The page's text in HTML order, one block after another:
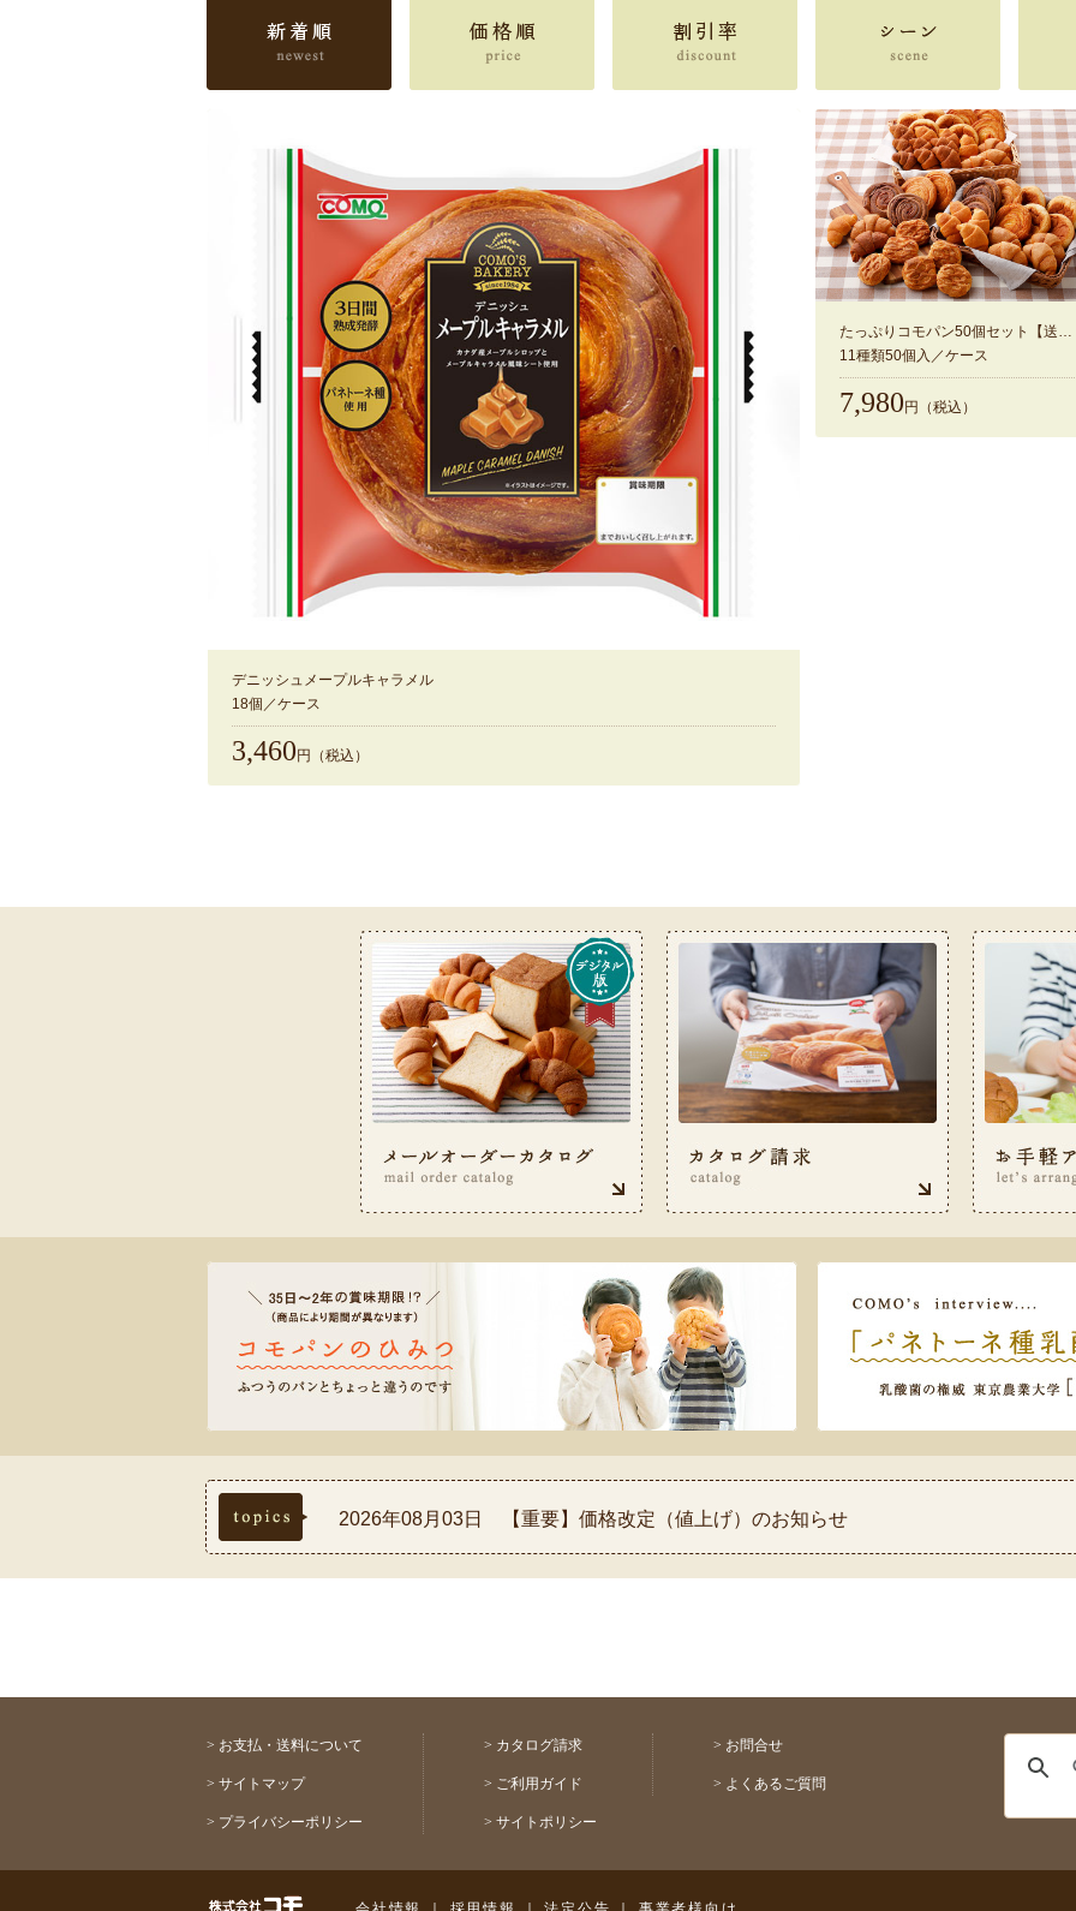
価格順 割引率 シーン 人気
デニッシュメープルキャラメル
18個／ケース
3,460 円（税込）
たっぷりコモパン50個セット【送料無料】
11種類50個入／ケース
7,980 円（税込）
topics
2026年08月03日 【重要】価格改定（値上げ）のお知らせ
2026年07月30日 【重要】熊本県熊本地方を震源とする地震の影響について
2026年07月17日 ◆お盆休み中の配送スケジュールのお知らせ◆
> お支払・送料について
> サイトマップ
> プライバシーポリシー
> カタログ請求
> ご利用ガイド
> サイトポリシー
> お問合せ
> よくあるご質問
株式会社コモ